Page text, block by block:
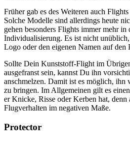
Früher gab es des Weiteren auch
Solche Modelle sind allerdings heute
gehen besonders Flights immer mehr in
Individualisierung. Es ist nicht
Logo oder den eigenen Namen auf den
Sollte Dein Kunststoff-Flight im
ausgefranst sein, kannst Du ihn
anschmelzen. Damit ist es möglich, ihn
zu bringen. Im Allgemeinen gilt es
er Knicke, Risse oder Kerben hat, denn
Flugverhalten im negativen Maße.
Protector